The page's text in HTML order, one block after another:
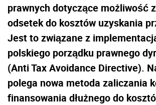
prawnych dotyczące możliwość
odsetek do kosztów uzyskania
Jest to związane z
polskiego porządku prawnego
(Anti Tax Avoidance Directive).
polega nowa metoda zaliczania
finansowania dłużnego do